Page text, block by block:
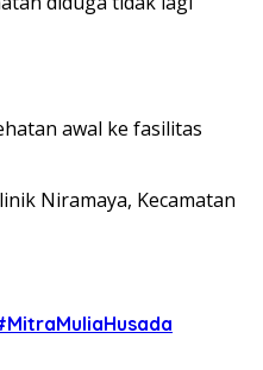
awal ke fasilitas
Niramaya, Kecamatan